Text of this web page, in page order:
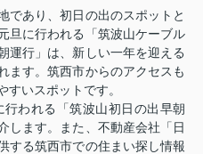
であり、初日の出のスポットと
旦に行われる「筑波山ケーブル
運行」は、新しい一年を迎える
ます。筑西市からのアクセスも
すいスポットです。
われる「筑波山初日の出早朝
します。また、不動産会社「日
する筑西市での住まい探し情報